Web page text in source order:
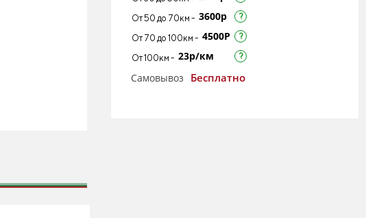
От 50 до 70км - 3600р
От 70 до 100км - 4500Р
От 100км - 23р/км
Самовывоз
Бесплатно